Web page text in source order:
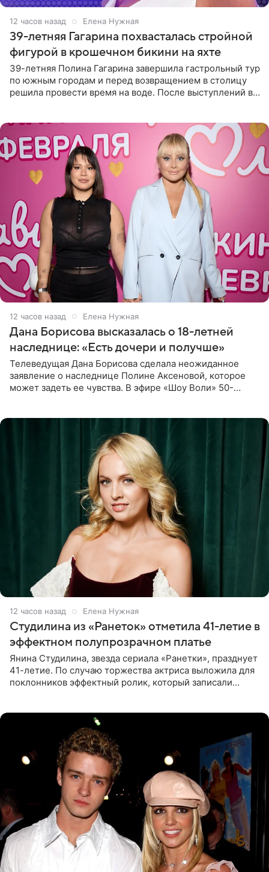
12 часов назад Елена Нужная
39-летняя Гагарина похвасталась стройной
фигурой в крошечном бикини на яхте
39-летняя Полина Гагарина завершила гастрольный тур
по южным городам и перед возвращением в столицу
решила провести время на воде. После выступлений в
12 часов назад Елена Нужная
Дана Борисова высказалась о 18-летней
наследнице: «Есть дочери и получше»
Телеведущая Дана Борисова сделала неожиданное
заявление о наследнице Полине Аксеновой, которое
может задеть ее чувства. В эфире «Шоу Воли» 50-
12 часов назад Елена Нужная
Студилина из «Ранеток» отметила 41-летие в
эффектном полупрозрачном платье
Янина Студилина, звезда сериала «Ранетки», празднует
41-летие. По случаю торжества актриса выложила для
поклонников эффектный ролик, который записали